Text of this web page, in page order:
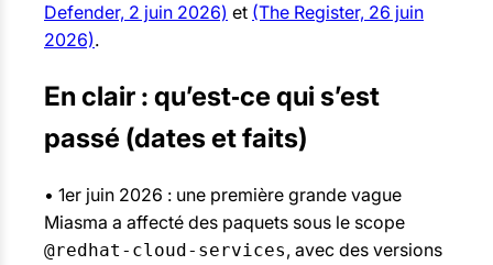
Defender, 2 juin 2026) et (The Register, 26 juin
2026).
En clair : qu’est‑ce qui s’est
passé (dates et faits)
• 1er juin 2026 : une première grande vague
Miasma a affecté des paquets sous le scope
@redhat-cloud-services, avec des versions